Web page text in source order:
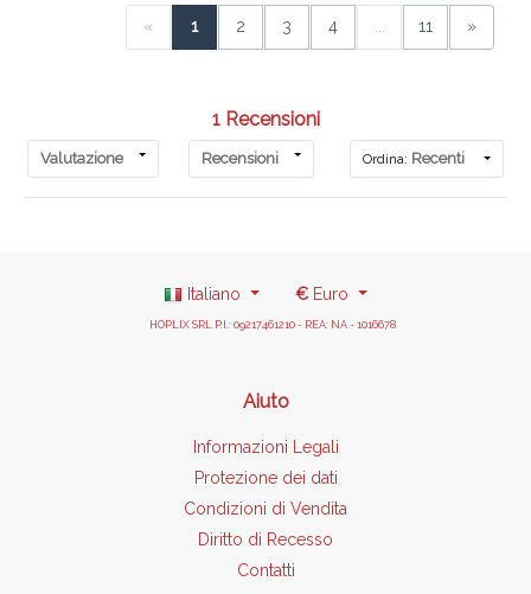
« 1 2 3 4 ... 11 »
1 Recensioni
Valutazione Recensioni Ordina: Recenti
Italiano € Euro
HOPLIX SRL P.I.: 09217461210 - REA: NA - 1016678
Aiuto
Informazioni Legali
Protezione dei dati
Condizioni di Vendita
Diritto di Recesso
Contatti